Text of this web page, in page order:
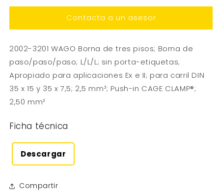
Contacta a un asesor
2002-3201 WAGO Borna de tres pisos; Borna de
paso/paso/paso; L/L/L; sin porta-etiquetas;
Apropiado para aplicaciones Ex e II; para carril DIN
35 x 15 y 35 x 7,5; 2,5 mm²; Push-in CAGE CLAMP®;
2,50 mm²
Ficha técnica
Descargar
Compartir